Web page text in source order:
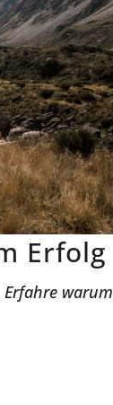
Erfolg
warum